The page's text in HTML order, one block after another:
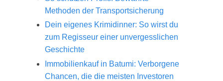
Methoden der Transportsicherung
Dein eigenes Krimidinner: So wirst du
zum Regisseur einer unvergesslichen
Geschichte
Immobilienkauf in Batumi: Verborgene
Chancen, die die meisten Investoren